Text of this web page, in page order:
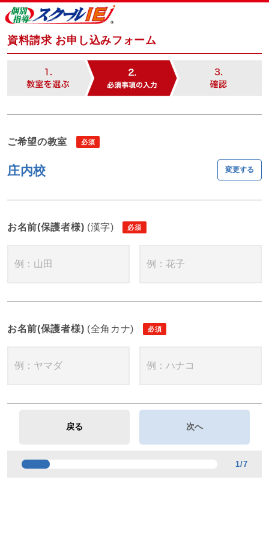
資料請求 お申し込みフォーム
ご希望の教室
庄内校 変更する
お名前(保護者様) (漢字)
お名前(保護者様) (全角カナ)
1/7